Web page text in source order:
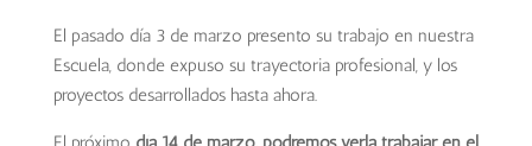
El pasado día 3 de marzo presento su trabajo en nuestra
Escuela, donde expuso su trayectoria profesional, y los
proyectos desarrollados hasta ahora.